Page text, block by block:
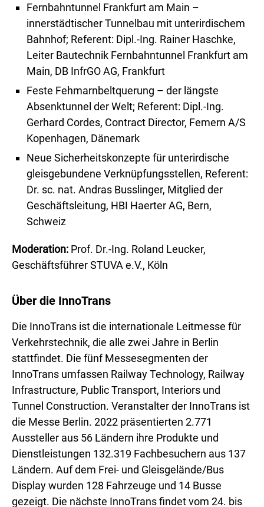
Fernbahntunnel Frankfurt am Main –
innerstädtischer Tunnelbau mit unterirdischem
Bahnhof; Referent: Dipl.-Ing. Rainer Haschke,
Leiter Bautechnik Fernbahntunnel Frankfurt am
Main, DB InfrGO AG, Frankfurt
Feste Fehmarnbeltquerung – der längste
Absenktunnel der Welt; Referent: Dipl.-Ing.
Gerhard Cordes, Contract Director, Femern A/S
Kopenhagen, Dänemark
Neue Sicherheitskonzepte für unterirdische
gleisgebundene Verknüpfungsstellen, Referent:
Dr. sc. nat. Andras Busslinger, Mitglied der
Geschäftsleitung, HBI Haerter AG, Bern,
Schweiz
Moderation: Prof. Dr.-Ing. Roland Leucker,
Geschäftsführer STUVA e.V., Köln
Über die InnoTrans
Die InnoTrans ist die internationale Leitmesse für
Verkehrstechnik, die alle zwei Jahre in Berlin
stattfindet. Die fünf Messesegmenten der
InnoTrans umfassen Railway Technology, Railway
Infrastructure, Public Transport, Interiors und
Tunnel Construction. Veranstalter der InnoTrans ist
die Messe Berlin. 2022 präsentierten 2.771
Aussteller aus 56 Ländern ihre Produkte und
Dienstleistungen 132.319 Fachbesuchern aus 137
Ländern. Auf dem Frei- und Gleisgelände/Bus
Display wurden 128 Fahrzeuge und 14 Busse
gezeigt. Die nächste InnoTrans findet vom 24. bis